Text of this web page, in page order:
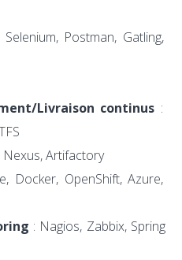
Postman, Gatling,
Livraison continus :
Nexus, Artifactory
Docker, OpenShift, Azure,
: Nagios, Zabbix, Spring